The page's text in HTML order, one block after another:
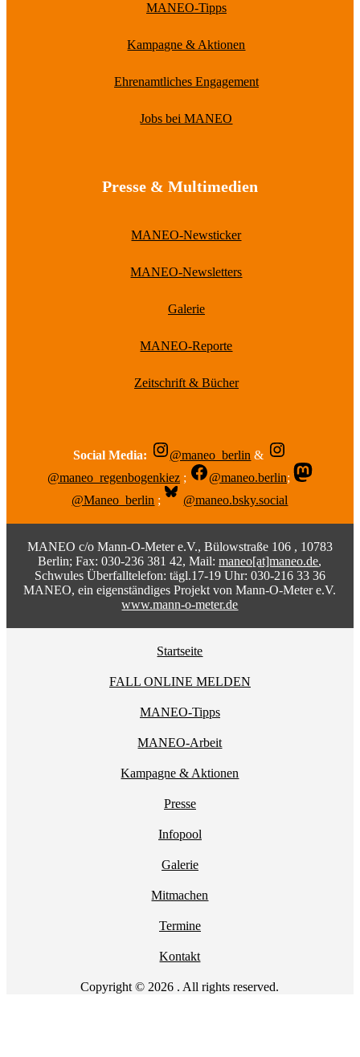
MANEO-Tipps
Kampagne & Aktionen
Ehrenamtliches Engagement
Jobs bei MANEO
Presse & Multimedien
MANEO-Newsticker
MANEO-Newsletters
Galerie
MANEO-Reporte
Zeitschrift & Bücher
Social Media: @maneo_berlin &
@maneo_regenbogenkiez ; @maneo.berlin;
@Maneo_berlin ; @maneo.bsky.social
MANEO c/o Mann-O-Meter e.V., Bülowstraße 106 , 10783
Berlin; Fax: 030-236 381 42, Mail:maneo[at]maneo.de,
Schwules Überfalltelefon: tägl.17-19 Uhr: 030-216 33 36
MANEO, ein eigenständiges Projekt von Mann-O-Meter e.V.
www.mann-o-meter.de
Startseite
FALL ONLINE MELDEN
MANEO-Tipps
MANEO-Arbeit
Kampagne & Aktionen
Presse
Infopool
Galerie
Mitmachen
Termine
Kontakt
Copyright © 2026 . All rights reserved.